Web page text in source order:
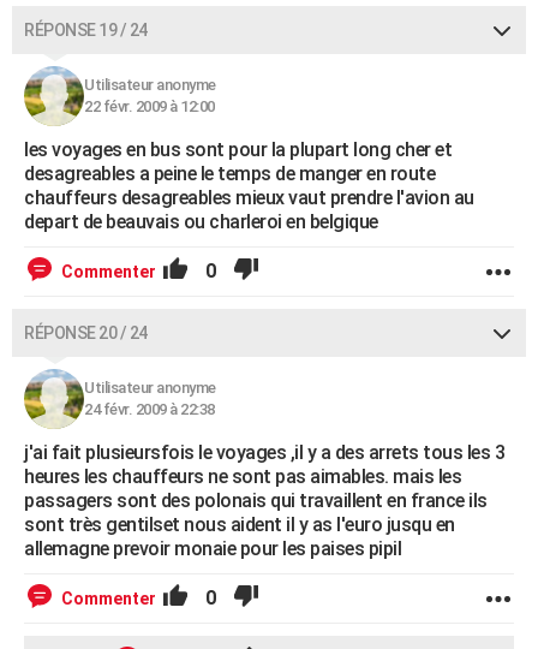
RÉPONSE 19 / 24
Utilisateur anonyme
22 févr. 2009 à 12:00
les voyages en bus sont pour la plupart long cher et
desagreables a peine le temps de manger en route
chauffeurs desagreables mieux vaut prendre l'avion au
depart de beauvais ou charleroi en belgique
Commenter 0
RÉPONSE 20 / 24
Utilisateur anonyme
24 févr. 2009 à 22:38
j'ai fait plusieursfois le voyages ,il y a des arrets tous les 3
heures les chauffeurs ne sont pas aimables. mais les
passagers sont des polonais qui travaillent en france ils
sont très gentilset nous aident il y as l'euro jusqu en
allemagne prevoir monaie pour les paises pipil
Commenter 0